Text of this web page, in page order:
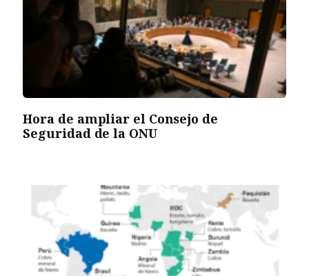
Hora de ampliar el Consejo de
Seguridad de la ONU